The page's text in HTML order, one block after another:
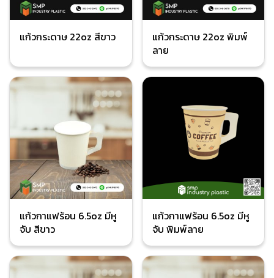
แก้วกระดาษ 22oz สีขาว
แก้วกระดาษ 22oz พิมพ์
ลาย
แก้วกาแฟร้อน 6.5oz มีหู
จับ สีขาว
แก้วกาแฟร้อน 6.5oz มีหู
จับ พิมพ์ลาย